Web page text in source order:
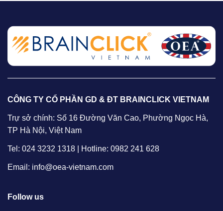
CÔNG TY CỔ PHẦN GD & ĐT BRAINCLICK VIETNAM
Trự sở chính: Số 16 Đường Văn Cao, Phường Ngọc Hà,
TP Hà Nội, Việt Nam
Tel: 024 3232 1318 | Hotline: 0982 241 628
Email: info@oea-vietnam.com
Follow us